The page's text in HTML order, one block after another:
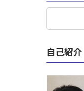
検
自己紹介